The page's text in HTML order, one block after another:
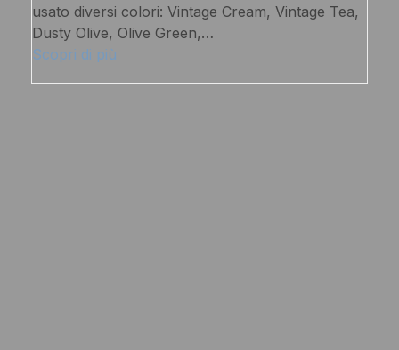
usato diversi colori: Vintage Cream, Vintage Tea,
Dusty Olive, Olive Green,…
Scopri di più